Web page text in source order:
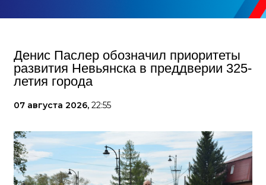
Денис Паслер обозначил приоритеты
развития Невьянска в преддверии 325-
летия города
07 августа 2026, 22:55